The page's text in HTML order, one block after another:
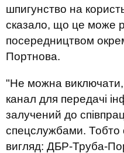
шпигунство на
сказало, що це може
посередництвом
Портнова.
"Не можна
канал для передачі
залучений до
спецслужбами.
вигляд: ДБР-Труба-